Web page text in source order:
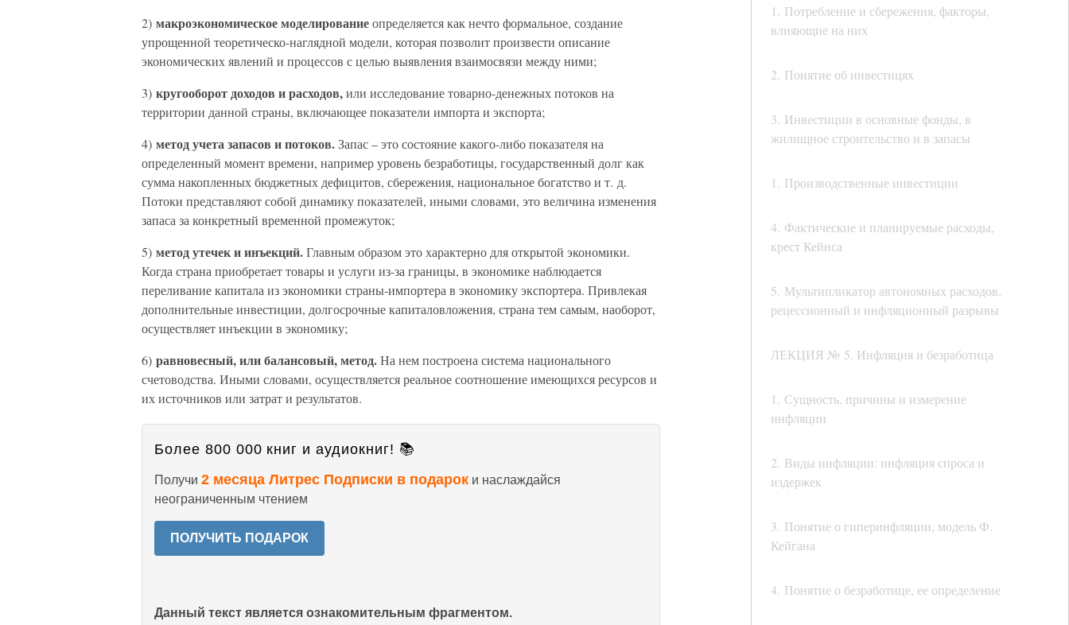
1. Потребление и сбережения, факторы,
влияющие на них
2. Понятие об инвестицях
3. Инвестиции в основные фонды, в
жилищное строительство и в запасы
1. Производственные инвестиции
4. Фактические и планируемые расходы,
крест Кейнса
5. Мультипликатор автономных расходов,
рецессионный и инфляционный разрывы
ЛЕКЦИЯ № 5. Инфляция и безработица
1. Сущность, причины и измерение
инфляции
2. Виды инфляции: инфляция спроса и
издержек
3. Понятие о гиперинфляции, модель Ф.
Кейгана
4. Понятие о безработице, ее определение
2) макроэкономическое моделированиеопределяется как нечто формальное, создание
упрощенной теоретическо-наглядной модели, которая позволит произвести описание
экономических явлений и процессов с целью выявления взаимосвязи между ними;
3) кругооборот доходов и расходов,или исследование товарно-денежных потоков на
территории данной страны, включающее показатели импорта и экспорта;
4) метод учета запасов и потоков.Запас – это состояние какого-либо показателя на
определенный момент времени, например уровень безработицы, государственный долг как
сумма накопленных бюджетных дефицитов, сбережения, национальное богатство и т. д.
Потоки представляют собой динамику показателей, иными словами, это величина изменения
запаса за конкретный временной промежуток;
5) метод утечек и инъекций.Главным образом это характерно для открытой экономики.
Когда страна приобретает товары и услуги из-за границы, в экономике наблюдается
переливание капитала из экономики страны-импортера в экономику экспортера. Привлекая
дополнительные инвестиции, долгосрочные капиталовложения, страна тем самым, наоборот,
осуществляет инъекции в экономику;
6) равновесный, или балансовый, метод.На нем построена система национального
счетоводства. Иными словами, осуществляется реальное соотношение имеющихся ресурсов и
их источников или затрат и результатов.
Более 800 000 книг и аудиокниг! 📚
Получи 2 месяца Литрес Подписки в подарок и наслаждайся
неограниченным чтением
ПОЛУЧИТЬ ПОДАРОК
Данный текст является ознакомительным фрагментом.